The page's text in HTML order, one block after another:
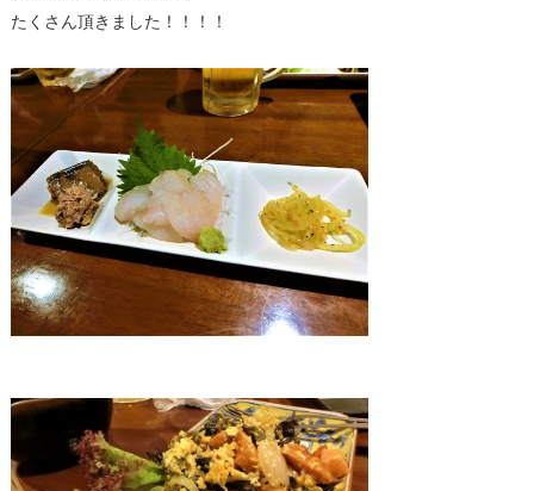
たくさん頂きました！！！！